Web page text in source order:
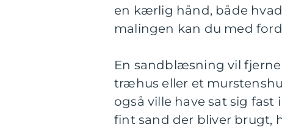
en kærlig hånd, både
malingen kan du med
En sandblæsning vil
træhus eller et
også ville have sat sig
fint sand der bliver brugt,